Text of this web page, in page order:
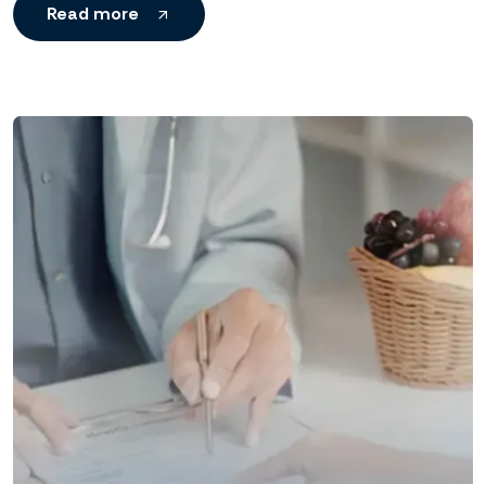
Sem Espera, Urgência Quando
Read more